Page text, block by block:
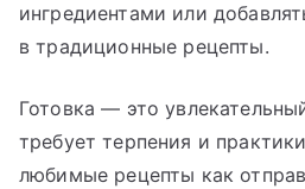
ингредиентами или
в традиционные рецепты.
Готовка — это
требует терпения и
любимые рецепты как